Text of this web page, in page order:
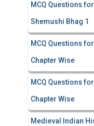
MCQ Questions
Shemushi Bhag 1
MCQ Questions
Chapter Wise
MCQ Questions
Chapter Wise
Medieval Indian